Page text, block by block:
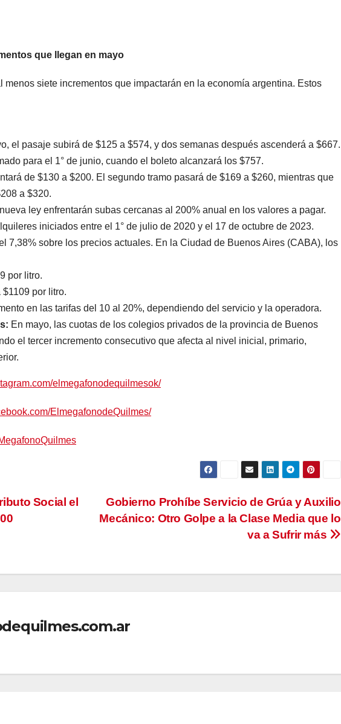
que llegan en mayo
menos siete incrementos que impactarán en la economía argentina. Estos
el pasaje subirá de $125 a $574, y dos semanas después ascenderá a $667.
para el 1° de junio, cuando el boleto alcanzará los $757.
de $130 a $200. El segundo tramo pasará de $169 a $260, mientras que
a $320.
ley enfrentarán subas cercanas al 200% anual en los valores a pagar.
iniciados entre el 1° de julio de 2020 y el 17 de octubre de 2023.
7,38% sobre los precios actuales. En la Ciudad de Buenos Aires (CABA), los
por litro.
$1109 por litro.
en las tarifas del 10 al 20%, dependiendo del servicio y la operadora.
En mayo, las cuotas de los colegios privados de la provincia de Buenos
el tercer incremento consecutivo que afecta al nivel inicial, primario,
elmegafonodequilmesok/
ElmegafonodeQuilmes/
Gobierno Prohíbe Servicio de Grúa y Auxilio
Mecánico: Otro Golpe a la Clase Media que lo
va a Sufrir más
Social el